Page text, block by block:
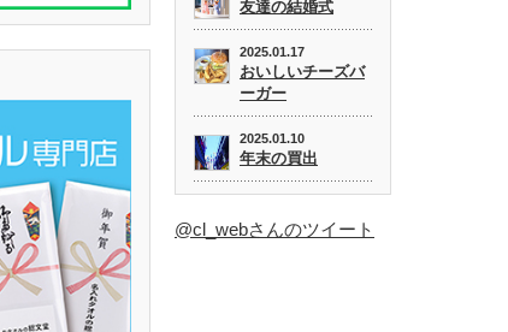
友達の結婚式
2025.01.17
おいしいチーズバ
ーガー
2025.01.10
年末の買出
@cl_webさんのツイート